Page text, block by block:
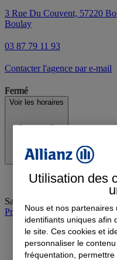
3 Rue Du Couvent, 57220
Boulay
03 87 79 11 93
Contacter l'agence par e-mail
Fermé
Voir les horaires
Samedi
Prendre rendez-vous à
Utilisation des
Nous et nos partenaires
identifiants uniques afin
le site. Ces cookies et
personnaliser le
fréquentation,